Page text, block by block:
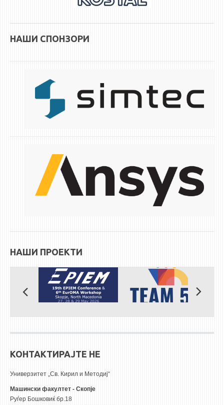
НАШИ СПОНЗОРИ
НАШИ ПРОЕКТИ
КОНТАКТИРАЈТЕ НЕ
Универзитет „Св. Кирил и Методиј“
Машински факултет - Скопје
Руѓер Бошковиќ бр.18